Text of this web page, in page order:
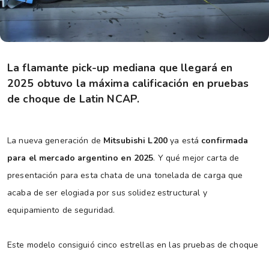
La flamante pick-up mediana que llegará en
2025 obtuvo la máxima calificación en pruebas
de choque de Latin NCAP.
La nueva generación de Mitsubishi L200 ya está confirmada
para el mercado argentino en 2025. Y qué mejor carta de
presentación para esta chata de una tonelada de carga que
acaba de ser elogiada por sus solidez estructural y
equipamiento de seguridad.
Este modelo consiguió cinco estrellas en las pruebas de choque